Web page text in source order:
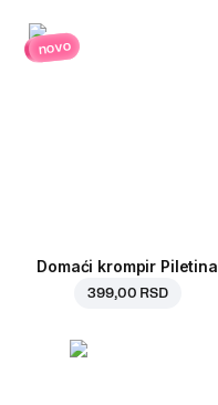
novo
Domaći krompir Piletina
399,00 RSD